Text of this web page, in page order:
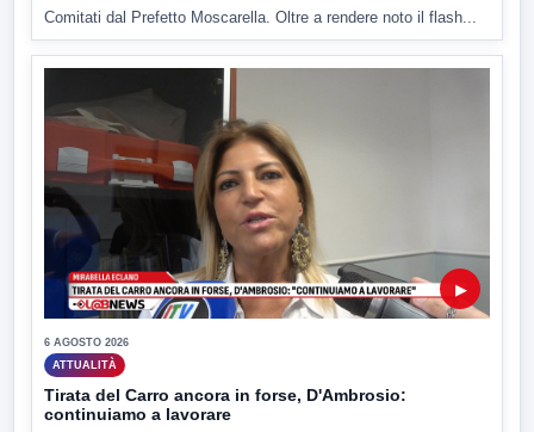
Comitati dal Prefetto Moscarella. Oltre a rendere noto il flash...
▶
6 AGOSTO 2026
ATTUALITÀ
Tirata del Carro ancora in forse, D'Ambrosio:
continuiamo a lavorare